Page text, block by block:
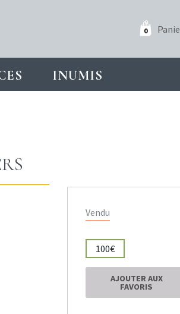
0
INUMIS
Vendu
100€
AJOUTER AUX
FAVORIS